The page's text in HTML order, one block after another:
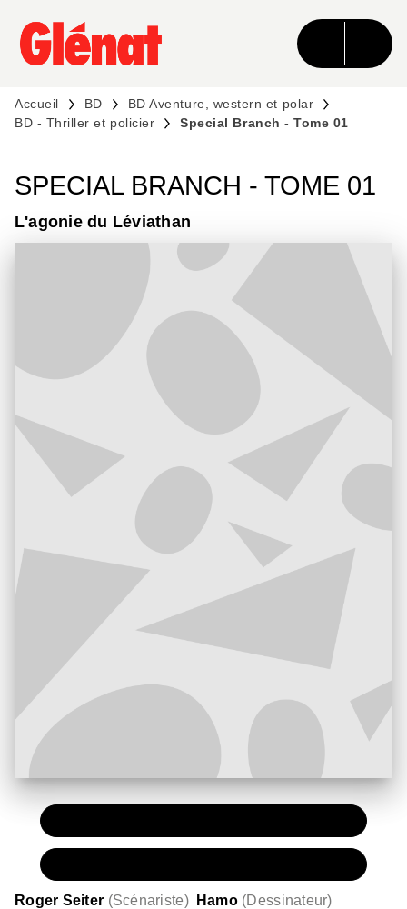
MENU RECHERCHE CONTENU
PIED DE PAGE
Accueil BD
BD Aventure, western et polar
BD - Thriller et policier
Special Branch - Tome 01
SPECIAL BRANCH - TOME 01
L'agonie du Léviathan
Roger Seiter (Scénariste) Hamo (Dessinateur)